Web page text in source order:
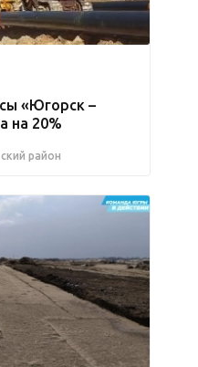
«Югорск –
на 20%
район